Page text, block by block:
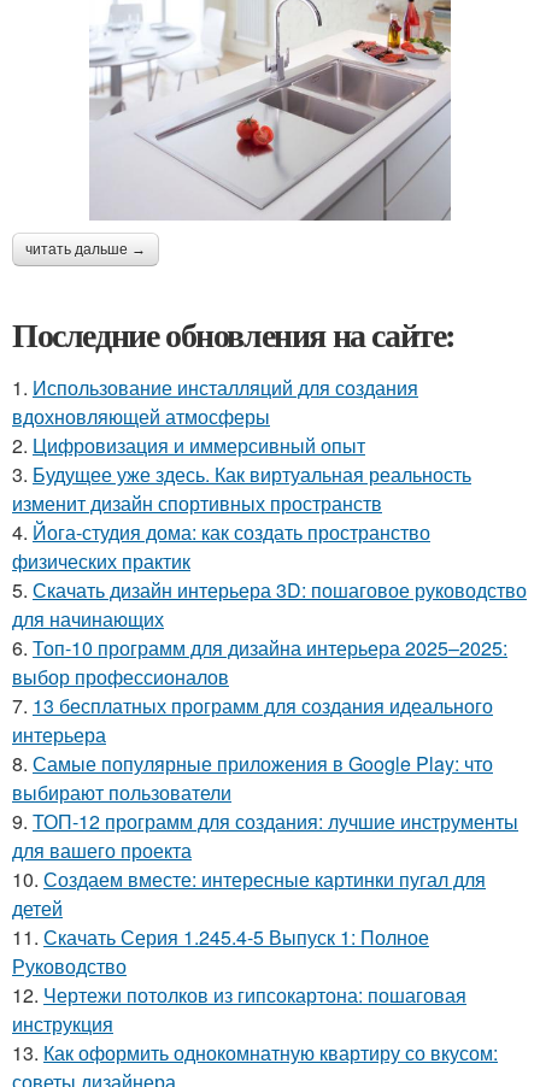
читать дальше →
Последние обновления на сайте:
1. Использование инсталляций для создания
вдохновляющей атмосферы
2. Цифровизация и иммерсивный опыт
3. Будущее уже здесь. Как виртуальная реальность
изменит дизайн спортивных пространств
4. Йога-студия дома: как создать пространство
физических практик
5. Скачать дизайн интерьера 3D: пошаговое руководство
для начинающих
6. Топ-10 программ для дизайна интерьера 2025–2025:
выбор профессионалов
7. 13 бесплатных программ для создания идеального
интерьера
8. Самые популярные приложения в Google Play: что
выбирают пользователи
9. ТОП-12 программ для создания: лучшие инструменты
для вашего проекта
10. Создаем вместе: интересные картинки пугал для
детей
11. Скачать Серия 1.245.4-5 Выпуск 1: Полное
Руководство
12. Чертежи потолков из гипсокартона: пошаговая
инструкция
13. Как оформить однокомнатную квартиру со вкусом: